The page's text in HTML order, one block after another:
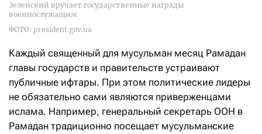
Зеленский вручает государственные награды
военнослужащим
ФОТО: president.gov.ua
Каждый священный для мусульман месяц Рамадан
главы государств и правительств устраивают
публичные ифтары. При этом политические лидеры
не обязательно сами являются приверженцами
ислама. Например, генеральный секретарь ООН в
Рамадан традиционно посещает мусульманские